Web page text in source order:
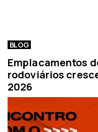
BLOG
Emplacamentos
rodoviários
2026